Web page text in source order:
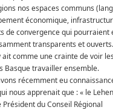
nos espaces communs
économique,
de convergence qui pourraient
transparents et
ait comme une crainte de voir les
Basque travailler ensemble.
récemment eu
nous apprenait que : « le
du Conseil Régional